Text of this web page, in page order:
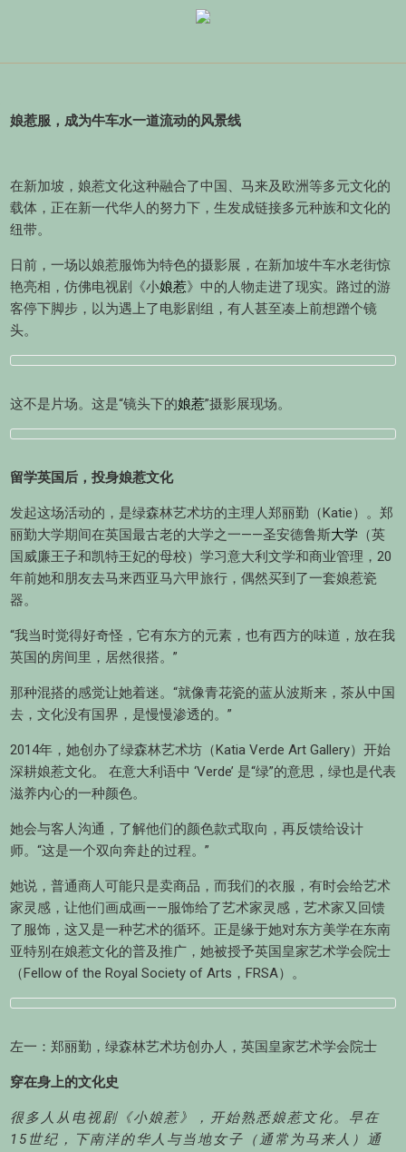
娘惹服，成为牛车水一道流动的风景线
在新加坡，娘惹文化这种融合了中国、马来及欧洲等多元文化的
载体，正在新一代华人的努力下，生发成链接多元种族和文化的
纽带。
日前，一场以娘惹服饰为特色的摄影展，在新加坡牛车水老街惊
艳亮相，仿佛电视剧《小娘惹》中的人物走进了现实。路过的游
客停下脚步，以为遇上了电影剧组，有人甚至凑上前想蹭个镜
头。
这不是片场。这是“镜头下的娘惹”摄影展现场。
留学英国后，投身娘惹文化
发起这场活动的，是绿森林艺术坊的主理人郑丽勤（Katie）。郑
丽勤大学期间在英国最古老的大学之一——圣安德鲁斯大学 （英
国威廉王子和凯特王妃的母校）学习意大利文学和商业管理，20
年前她和朋友去马来西亚马六甲旅行，偶然买到了一套娘惹瓷
器。
“我当时觉得好奇怪，它有东方的元素，也有西方的味道，放在我
英国的房间里，居然很搭。”
那种混搭的感觉让她着迷。“就像青花瓷的蓝从波斯来，茶从中国
去，文化没有国界，是慢慢渗透的。”
2014年，她创办了绿森林艺术坊（Katia Verde Art Gallery）开始
深耕娘惹文化。 在意大利语中 ‘Verde’ 是“绿”的意思，绿也是代表
滋养内心的一种颜色。
她会与客人沟通，了解他们的颜色款式取向，再反馈给设计
师。“这是一个双向奔赴的过程。”
她说，普通商人可能只是卖商品，而我们的衣服，有时会给艺术
家灵感，让他们画成画——服饰给了艺术家灵感，艺术家又回馈
了服饰，这又是一种艺术的循环。正是缘于她对东方美学在东南
亚特别在娘惹文化的普及推广，她被授予英国皇家艺术学会院士
（Fellow of the Royal Society of Arts，FRSA）。
左一：郑丽勤，绿森林艺术坊创办人，英国皇家艺术学会院士
穿在身上的文化史
很多人从电视剧《小娘惹》，开始熟悉娘惹文化。早在
15世纪，下南洋的华人与当地女子（通常为马来人）通